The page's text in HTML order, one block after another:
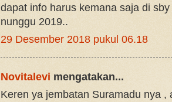
dapat info harus kemana saja di
nunggu 2019..
29 Desember 2018 pukul 06.18
Novitalevi mengatakan...
Keren ya jembatan Suramadu nya ,